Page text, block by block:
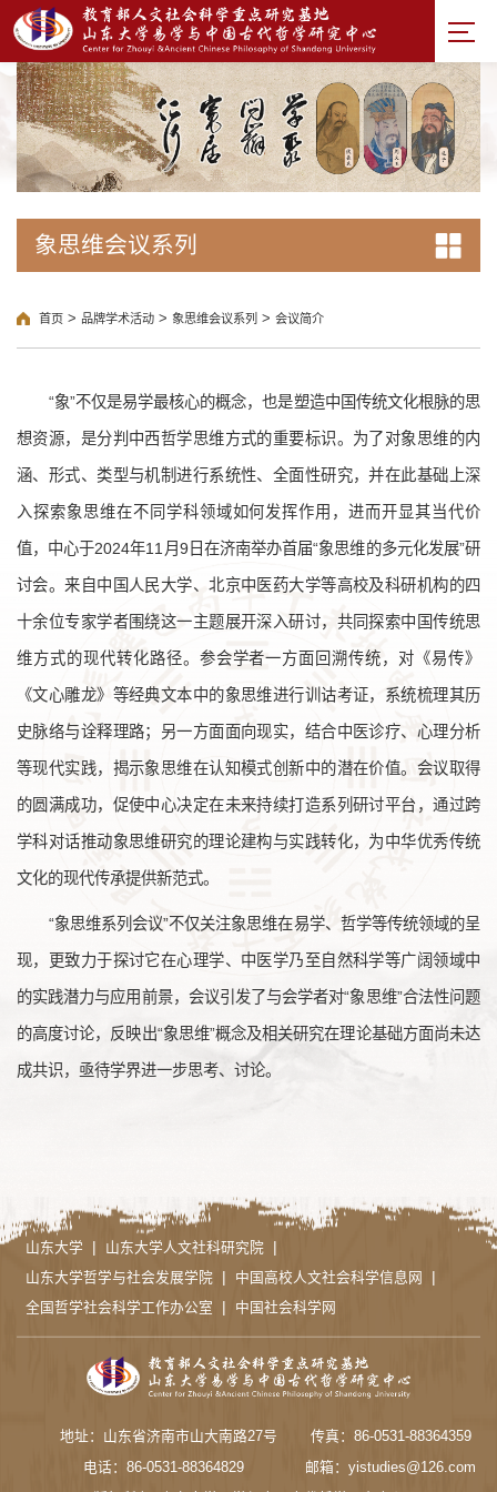
象思维会议系列
首页 > 品牌学术活动 > 象思维会议系列 > 会议简介
“象”不仅是易学最核心的概念，也是塑造中国传统文化根脉的思
想资源，是分判中西哲学思维方式的重要标识。为了对象思维的内
涵、形式、类型与机制进行系统性、全面性研究，并在此基础上深
入探索象思维在不同学科领域如何发挥作用，进而开显其当代价
值，中心于2024年11月9日在济南举办首届“象思维的多元化发展”研
讨会。来自中国人民大学、北京中医药大学等高校及科研机构的四
十余位专家学者围绕这一主题展开深入研讨，共同探索中国传统思
维方式的现代转化路径。参会学者一方面回溯传统，对《易传》
《文心雕龙》等经典文本中的象思维进行训诂考证，系统梳理其历
史脉络与诠释理路；另一方面面向现实，结合中医诊疗、心理分析
等现代实践，揭示象思维在认知模式创新中的潜在价值。会议取得
的圆满成功，促使中心决定在未来持续打造系列研讨平台，通过跨
学科对话推动象思维研究的理论建构与实践转化，为中华优秀传统
文化的现代传承提供新范式。
“象思维系列会议”不仅关注象思维在易学、哲学等传统领域的呈
现，更致力于探讨它在心理学、中医学乃至自然科学等广阔领域中
的实践潜力与应用前景，会议引发了与会学者对“象思维”合法性问题
的高度讨论，反映出“象思维”概念及相关研究在理论基础方面尚未达
成共识，亟待学界进一步思考、讨论。
山东大学 | 山东大学人文社科研究院 |
山东大学哲学与社会发展学院 | 中国高校人文社会科学信息网 |
全国哲学社会科学工作办公室 | 中国社会科学网
地址：山东省济南市山大南路27号
传真：86-0531-88364359
电话：86-0531-88364829
邮箱：yistudies@126.com